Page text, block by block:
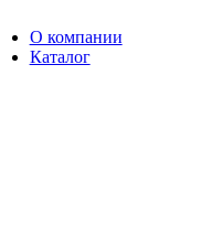
О компании
Каталог